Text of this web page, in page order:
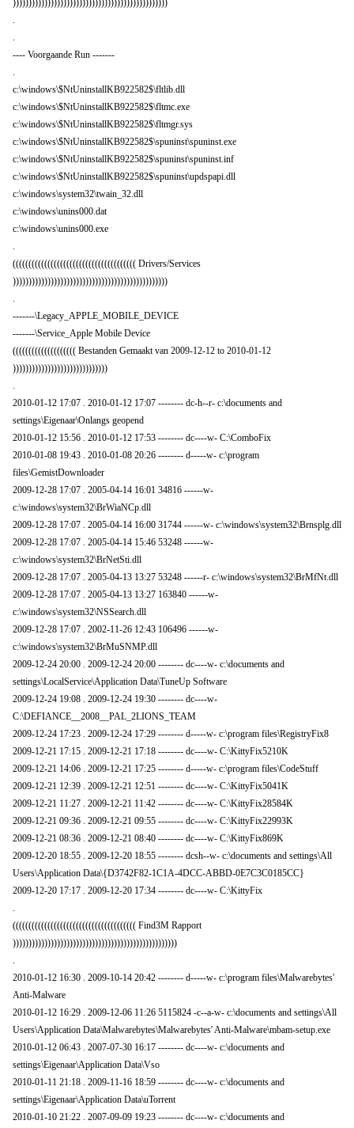
)))))))))))))))))))))))))))))))))))))))))))))))))
.
.
---- Voorgaande Run -------
.
c:\windows\$NtUninstallKB922582$\fltlib.dll
c:\windows\$NtUninstallKB922582$\fltmc.exe
c:\windows\$NtUninstallKB922582$\fltmgr.sys
c:\windows\$NtUninstallKB922582$\spuninst\spuninst.exe
c:\windows\$NtUninstallKB922582$\spuninst\spuninst.inf
c:\windows\$NtUninstallKB922582$\spuninst\updspapi.dll
c:\windows\system32\twain_32.dll
c:\windows\unins000.dat
c:\windows\unins000.exe
.
((((((((((((((((((((((((((((((((((((((( Drivers/Services
)))))))))))))))))))))))))))))))))))))))))))))))))
.
-------\Legacy_APPLE_MOBILE_DEVICE
-------\Service_Apple Mobile Device
(((((((((((((((((((( Bestanden Gemaakt van 2009-12-12 to 2010-01-12
))))))))))))))))))))))))))))))
.
2010-01-12 17:07 . 2010-01-12 17:07 -------- dc-h--r- c:\documents and
settings\Eigenaar\Onlangs geopend
2010-01-12 15:56 . 2010-01-12 17:53 -------- dc----w- C:\ComboFix
2010-01-08 19:43 . 2010-01-08 20:26 -------- d-----w- c:\program
files\GemistDownloader
2009-12-28 17:07 . 2005-04-14 16:01 34816 ------w-
c:\windows\system32\BrWiaNCp.dll
2009-12-28 17:07 . 2005-04-14 16:00 31744 ------w- c:\windows\system32\Brnsplg.dll
2009-12-28 17:07 . 2005-04-14 15:46 53248 ------w-
c:\windows\system32\BrNetSti.dll
2009-12-28 17:07 . 2005-04-13 13:27 53248 ------r- c:\windows\system32\BrMfNt.dll
2009-12-28 17:07 . 2005-04-13 13:27 163840 ------w-
c:\windows\system32\NSSearch.dll
2009-12-28 17:07 . 2002-11-26 12:43 106496 ------w-
c:\windows\system32\BrMuSNMP.dll
2009-12-24 20:00 . 2009-12-24 20:00 -------- dc----w- c:\documents and
settings\LocalService\Application Data\TuneUp Software
2009-12-24 19:08 . 2009-12-24 19:30 -------- dc----w-
C:\DEFIANCE__2008__PAL_2LIONS_TEAM
2009-12-24 17:23 . 2009-12-24 17:29 -------- d-----w- c:\program files\RegistryFix8
2009-12-21 17:15 . 2009-12-21 17:18 -------- dc----w- C:\KittyFix5210K
2009-12-21 14:06 . 2009-12-21 17:25 -------- d-----w- c:\program files\CodeStuff
2009-12-21 12:39 . 2009-12-21 12:51 -------- dc----w- C:\KittyFix5041K
2009-12-21 11:27 . 2009-12-21 11:42 -------- dc----w- C:\KittyFix28584K
2009-12-21 09:36 . 2009-12-21 09:55 -------- dc----w- C:\KittyFix22993K
2009-12-21 08:36 . 2009-12-21 08:40 -------- dc----w- C:\KittyFix869K
2009-12-20 18:55 . 2009-12-20 18:55 -------- dcsh--w- c:\documents and settings\All
Users\Application Data\{D3742F82-1C1A-4DCC-ABBD-0E7C3C0185CC}
2009-12-20 17:17 . 2009-12-20 17:34 -------- dc----w- C:\KittyFix
.
((((((((((((((((((((((((((((((((((((((( Find3M Rapport
))))))))))))))))))))))))))))))))))))))))))))))))))))
.
2010-01-12 16:30 . 2009-10-14 20:42 -------- d-----w- c:\program files\Malwarebytes'
Anti-Malware
2010-01-12 16:29 . 2009-12-06 11:26 5115824 -c--a-w- c:\documents and settings\All
Users\Application Data\Malwarebytes\Malwarebytes' Anti-Malware\mbam-setup.exe
2010-01-12 06:43 . 2007-07-30 16:17 -------- dc----w- c:\documents and
settings\Eigenaar\Application Data\Vso
2010-01-11 21:18 . 2009-11-16 18:59 -------- dc----w- c:\documents and
settings\Eigenaar\Application Data\uTorrent
2010-01-10 21:22 . 2007-09-09 19:23 -------- dc----w- c:\documents and